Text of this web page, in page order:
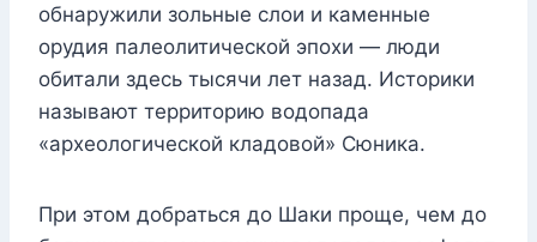
обнаружили зольные слои и каменные
орудия палеолитической эпохи — люди
обитали здесь тысячи лет назад. Историки
называют территорию водопада
«археологической кладовой» Сюника.
При этом добраться до Шаки проще, чем до